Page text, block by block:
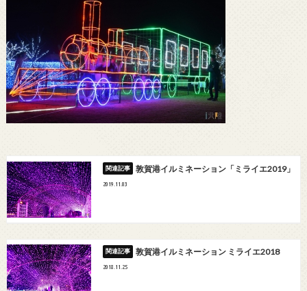
敦賀港イルミネーション「ミライエ2019」
2019.11.03
敦賀港イルミネーション ミライエ2018
2018.11.25